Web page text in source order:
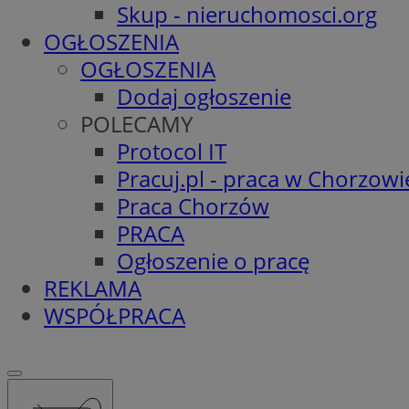
Skup - nieruchomosci.org
OGŁOSZENIA
OGŁOSZENIA
Dodaj ogłoszenie
POLECAMY
Protocol IT
Pracuj.pl - praca w
Praca Chorzów
PRACA
Ogłoszenie o pracę
REKLAMA
WSPÓŁPRACA